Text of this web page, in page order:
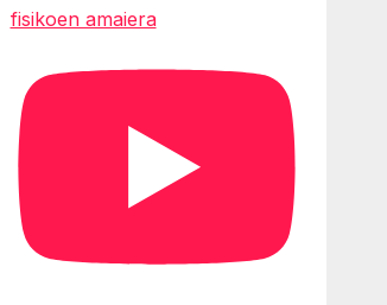
fisikoen amaiera